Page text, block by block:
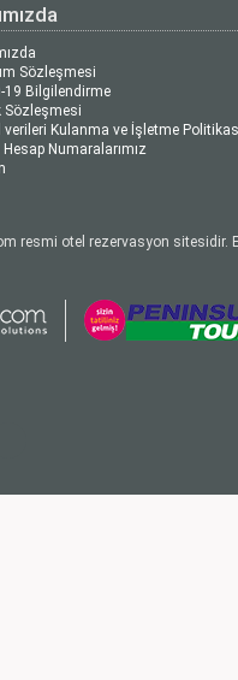
Sözleşmesi
19 Bilgilendirme
Sözleşmesi
verileri Kulanma ve İşletme
Numaralarımız
resmi otel rezervasyon sitesidir.